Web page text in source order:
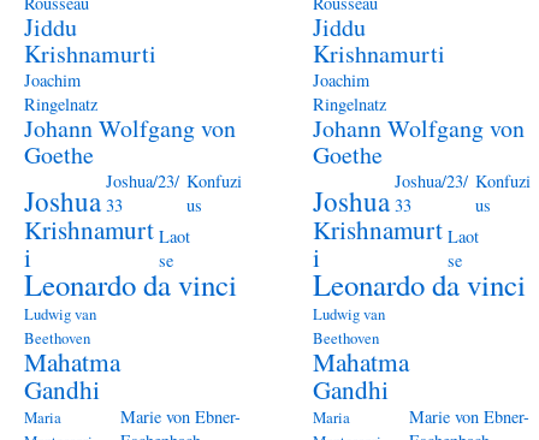
Jiddu
Krishnamurti
Joachim
Ringelnatz
Johann Wolfgang von
Goethe
Joshua
Joshua/23/
33
Konfuzi
us
Krishnamurt
i
Laot
se
Leonardo da vinci
Ludwig van
Beethoven
Mahatma
Gandhi
Maria
Marie von Ebner-
Jiddu
Krishnamurti
Joachim
Ringelnatz
Johann Wolfgang von
Goethe
Joshua
Joshua/23/
33
Konfuzi
us
Krishnamurt
i
Laot
se
Leonardo da vinci
Ludwig van
Beethoven
Mahatma
Gandhi
Maria
Marie von Ebner-